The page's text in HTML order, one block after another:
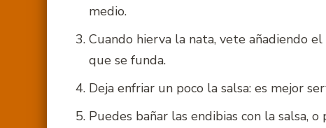
medio.
Cuando hierva la nata, vete añadiendo
que se funda.
Deja enfriar un poco la salsa: es mejor
Puedes bañar las endibias con la salsa,